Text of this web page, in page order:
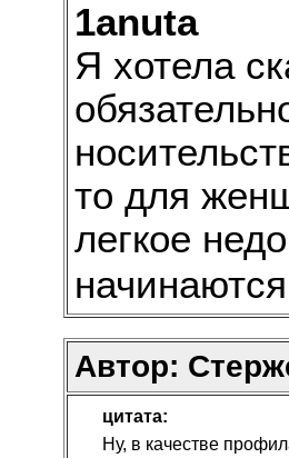
1anuta
Я хотела
то для
легкое
Автор:
цитата:
Ну, в качестве